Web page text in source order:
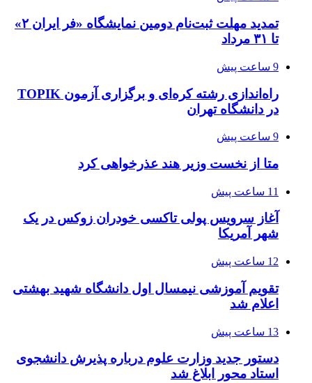
تمدید مهلت ثبت‌نام دومین نمایشگاه «فر ایران ۲»
تا ۳۱ مرداد
9 ساعت پیش
راه‌اندازی رشته کره‌ای و برگزاری آزمون TOPIK
در دانشگاه تهران
9 ساعت پیش
متا از نخست وزیر هند عذرخواهی کرد
11 ساعت پیش
آغاز سرویس پولی تاکسی خودران زوکس در یک
شهر آمریکا
12 ساعت پیش
تقویم آموزشی نیمسال اول دانشگاه شهید بهشتی
اعلام شد
13 ساعت پیش
دستور جدید وزارت علوم درباره پذیرش دانشجوی
استاد محور ابلاغ شد